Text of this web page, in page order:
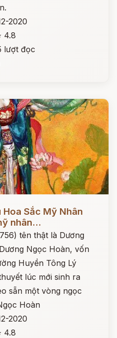
2020
4.8
lượt đọc
Hoa Sắc Mỹ Nhân
nhân...
tên thật là Dương
Ngọc Hoàn, vốn
Huyền Tông Lý
lúc mới sinh ra
sẵn một vòng ngọc
Hoàn
2020
4.8